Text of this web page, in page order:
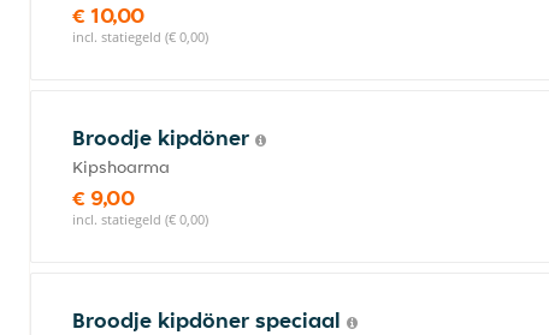
€ 10,00
incl. statiegeld (€ 0,00)
Broodje kipdöner
Kipshoarma
€ 9,00
incl. statiegeld (€ 0,00)
Broodje kipdöner speciaal